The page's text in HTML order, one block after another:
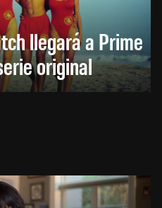
llegará a Prime
original